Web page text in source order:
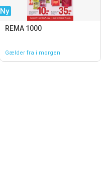
Ny
REMA 1000
Gælder fra i morgen